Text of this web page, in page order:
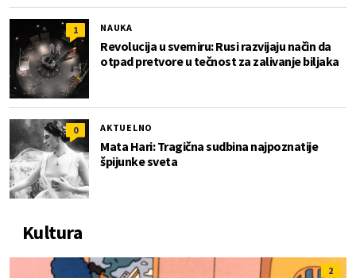
1 NAUKA
Revolucija u svemiru: Rusi razvijaju način da
otpad pretvore u tečnost za zalivanje biljaka
0 AKTUELNO
Mata Hari: Tragična sudbina najpoznatije
špijunke sveta
Kultura
2